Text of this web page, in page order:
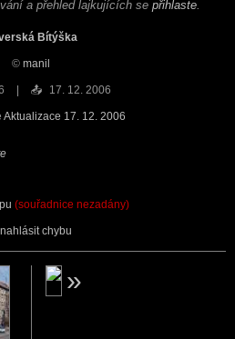
a přehled lajkujících se přihlaste
Bítýška
© manil
📤 17. 12. 2006
Aktualizace 17. 12. 2006
(souřadnice nezadány)
nahlásit chybu